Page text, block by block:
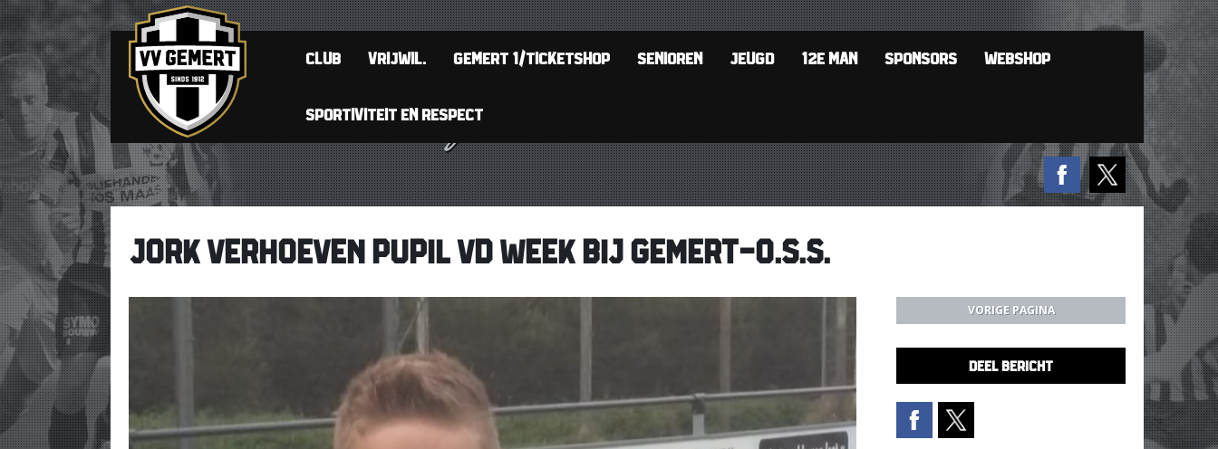
CLUB VRIJWIL. GEMERT 1/TICKETSHOP SENIOREN JEUGD 12E MAN SPONSORS WEBSHOP
SPORTIVITEIT EN RESPECT
JORK VERHOEVEN PUPIL VD WEEK BIJ GEMERT-O.S.S.
VORIGE PAGINA
DEEL BERICHT